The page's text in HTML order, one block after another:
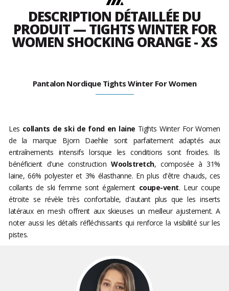
DESCRIPTION DÉTAILLÉE DU
PRODUIT — TIGHTS WINTER FOR
WOMEN SHOCKING ORANGE - XS
Pantalon Nordique Tights Winter For Women
Les collants de ski de fond en laine Tights Winter For Women
de la marque Bjorn Daehlie sont parfaitement adaptés aux
entraînements intensifs lorsque les conditions sont froides. Ils
bénéficient d'une constructionWoolstretch, composée à 31%
laine, 66% polyester et 3% élasthanne. En plus d'être chauds, ces
collants de ski femme sont également coupe-vent. Leur coupe
étroite se révèle très confortable, d'autant plus que les inserts
latéraux en mesh offrent aux skieuses un meilleur ajustement. A
noter aussi les détails réfléchissants qui renforce la visibilité sur les
pistes.